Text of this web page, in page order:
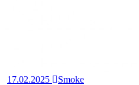
17.02.2025
Smoke